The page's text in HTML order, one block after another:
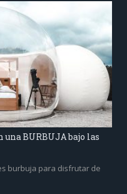
BURBUJA bajo las
burbuja para disfrutar de